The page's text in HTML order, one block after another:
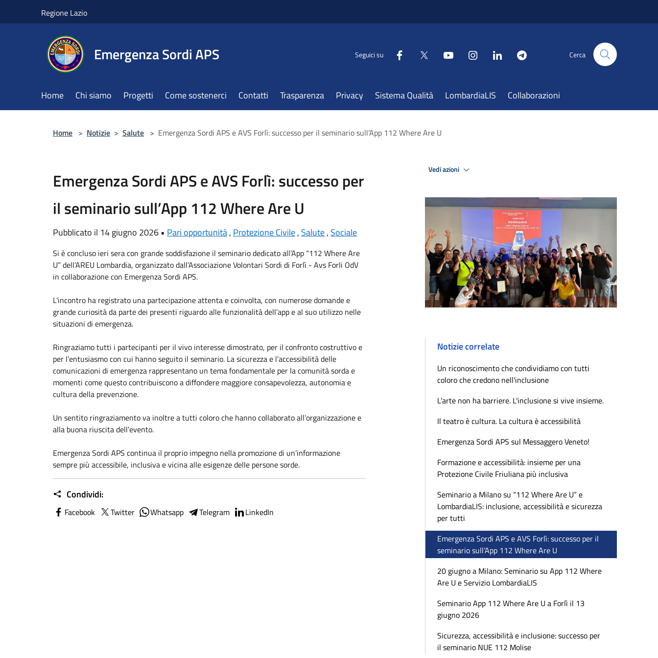
Regione Lazio
Emergenza Sordi APS Seguici su Cerca
Home Chi siamo Progetti Come sostenerci Contatti Trasparenza Privacy Sistema Qualità LombardiaLIS Collaborazioni
Home > Notizie > Salute > Emergenza Sordi APS e AVS Forlì: successo per il seminario sull’App 112 Where Are U
Emergenza Sordi APS e AVS Forlì: successo per
il seminario sull’App 112 Where Are U
Pubblicato il 14 giugno 2026 • Pari opportunità, Protezione Civile, Salute, Sociale
Si è concluso ieri sera con grande soddisfazione il seminario dedicato all’App “112 Where Are
U” dell’AREU Lombardia, organizzato dall’Associazione Volontari Sordi di Forlì - Avs Forli OdV
in collaborazione con Emergenza Sordi APS.
L’incontro ha registrato una partecipazione attenta e coinvolta, con numerose domande e
grande curiosità da parte dei presenti riguardo alle funzionalità dell’app e al suo utilizzo nelle
situazioni di emergenza.
Ringraziamo tutti i partecipanti per il vivo interesse dimostrato, per il confronto costruttivo e
per l’entusiasmo con cui hanno seguito il seminario. La sicurezza e l’accessibilità delle
comunicazioni di emergenza rappresentano un tema fondamentale per la comunità sorda e
momenti come questo contribuiscono a diffondere maggiore consapevolezza, autonomia e
cultura della prevenzione.
Un sentito ringraziamento va inoltre a tutti coloro che hanno collaborato all’organizzazione e
alla buona riuscita dell’evento.
Emergenza Sordi APS continua il proprio impegno nella promozione di un’informazione
sempre più accessibile, inclusiva e vicina alle esigenze delle persone sorde.
Condividi:
Facebook Twitter Whatsapp Telegram LinkedIn
Vedi azioni
Notizie correlate
Un riconoscimento che condividiamo con tutti
coloro che credono nell'inclusione
L'arte non ha barriere. L'inclusione si vive insieme.
Il teatro è cultura. La cultura è accessibilità
Emergenza Sordi APS sul Messaggero Veneto!
Formazione e accessibilità: insieme per una
Protezione Civile Friuliana più inclusiva
Seminario a Milano su “112 Where Are U” e
LombardiaLIS: inclusione, accessibilità e sicurezza
per tutti
Emergenza Sordi APS e AVS Forlì: successo per il
seminario sull’App 112 Where Are U
20 giugno a Milano: Seminario su App 112 Where
Are U e Servizio LombardiaLIS
Seminario App 112 Where Are U a Forlì il 13
giugno 2026
Sicurezza, accessibilità e inclusione: successo per
il seminario NUE 112 Molise